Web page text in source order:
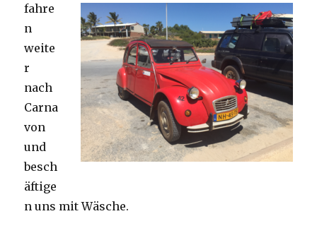
fahre
n
weite
r
nach
Carna
von
und
besch
äftige
n uns mit Wäsche.